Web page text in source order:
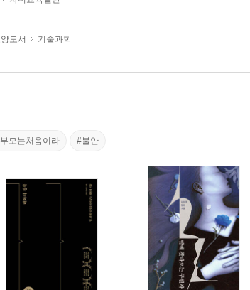
도서 기술과학
모는처음이라 #불안